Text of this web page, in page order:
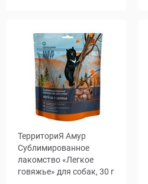
ТерриториЯ Амур
Сублимированное
лакомство «Легкое
говяжье» для собак, 30 г